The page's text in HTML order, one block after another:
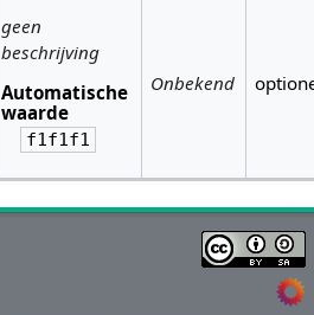
geen
beschrijving
Automatische
waarde
f1f1f1
Onbekend